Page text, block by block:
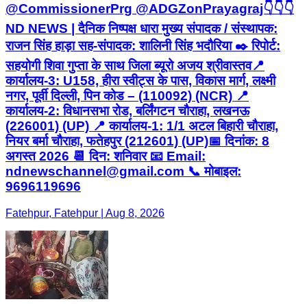
@CommissionerPrg @ADGZonPrayagraj ​👇👇👇 ​
ND NEWS | दैनिक निष्पक्ष धारा मुख्य संपादक / संस्थापक:
राजन सिंह हाड़ा सह-संपादक: शालिनी सिंह भदौरिया ✒️ रिपोर्ट:
सहयोगी शिवा गुप्ता के साथ जिला ब्यूरो अजय श्रीवास्तव ​📍
कार्यालय-3: U158, हीरा स्वीट्स के पास, विकास मार्ग, लक्ष्मी
नगर, पूर्वी दिल्ली, पिन कोड – (110092) (NCR) 📍
कार्यालय-2: विधानसभा रोड, बर्लिंगटन चौराहा, लखनऊ
(226001) (UP) 📍 कार्यालय-1: 1/1 अटल बिहारी चौराहा,
नियर बर्मा चौराहा, फतेहपुर (212601) (UP) ​📅 दिनांक: 8
अगस्त 2026 📆 दिन: शनिवार 📧 Email:
ndnewschannel@gmail.com 📞 मोबाइल:
9696119696
Fatehpur, Fatehpur | Aug 8, 2026